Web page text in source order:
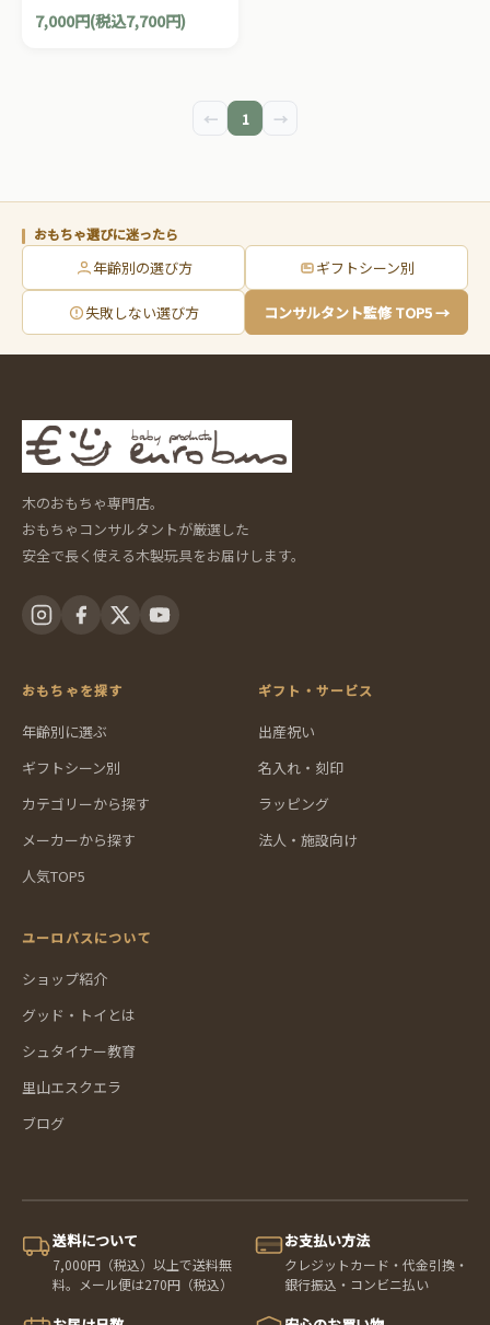
7,000円(税込7,700円)
← 1 →
おもちゃ選びに迷ったら
年齢別の選び方 ギフトシーン別
失敗しない選び方 コンサルタント監修 TOP5 →
木のおもちゃ専門店。
おもちゃコンサルタントが厳選した
安全で長く使える木製玩具をお届けします。
おもちゃを探す
年齢別に選ぶ
ギフトシーン別
カテゴリーから探す
メーカーから探す
人気TOP5
ギフト・サービス
出産祝い
名入れ・刻印
ラッピング
法人・施設向け
ユーロバスについて
ショップ紹介
グッド・トイとは
シュタイナー教育
里山エスクエラ
ブログ
送料について
7,000円（税込）以上で送料無
料。メール便は270円（税込）
お支払い方法
クレジットカード・代金引換・
銀行振込・コンビニ払い